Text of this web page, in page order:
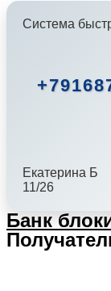
Система
Екатерина Б
11/26
Банк